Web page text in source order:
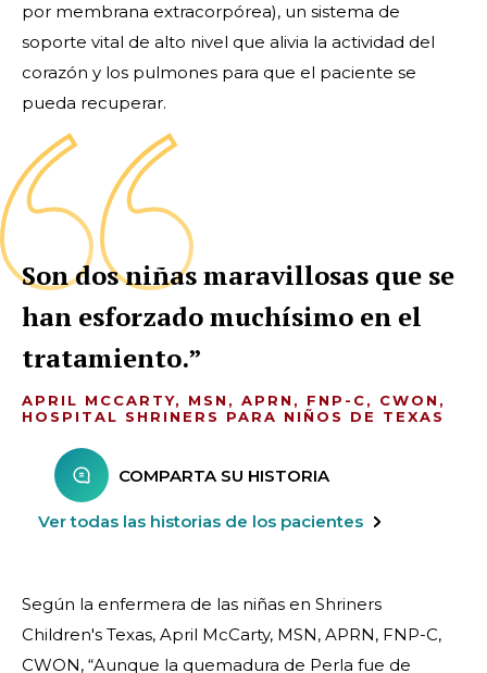
por membrana extracorpórea), un sistema de
soporte vital de alto nivel que alivia la actividad del
corazón y los pulmones para que el paciente se
pueda recuperar.
Son dos niñas maravillosas que se
han esforzado muchísimo en el
tratamiento.
APRIL MCCARTY, MSN, APRN, FNP-C, CWON,
HOSPITAL SHRINERS PARA NIÑOS DE TEXAS
COMPARTA SU HISTORIA
Ver todas las historias de los pacientes
Según la enfermera de las niñas en Shriners
Children's Texas, April McCarty, MSN, APRN, FNP-C,
CWON, “Aunque la quemadura de Perla fue de